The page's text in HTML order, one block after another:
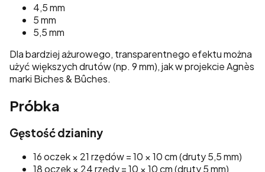
4,5 mm
5 mm
5,5 mm
Dla bardziej ażurowego, transparentnego efektu można
użyć większych drutów (np. 9 mm), jak w projekcie Agnès
marki Biches & Bûches.
Próbka
Gęstość dzianiny
16 oczek × 21 rzędów = 10 × 10 cm (druty 5,5 mm)
18 oczek × 24 rzędy = 10 × 10 cm (druty 5 mm)